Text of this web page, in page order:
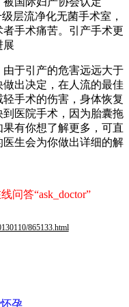
层流净化无菌手术室，
手术痛苦。引产手术更
展
于引产的危害远远大于
出决定，在人流的最佳
手术的伤害，身体恢复
医院手术，因为胎囊拖
有你想了解更多，可直
生会为你做出详细的解
问答“ask_doctor”
865133.html
孕